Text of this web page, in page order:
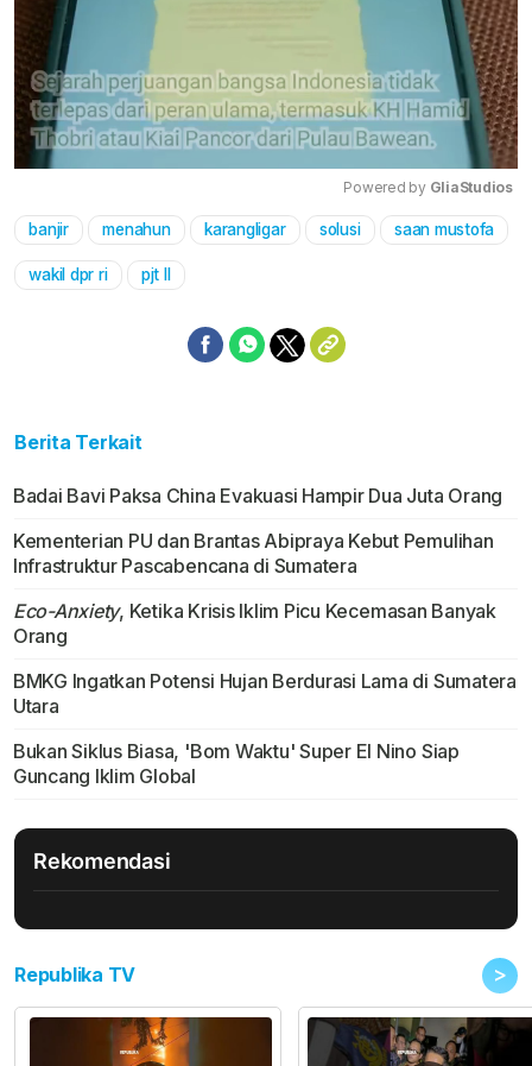
Mute
Powered by GliaStudios
banjir menahun karangligar solusi saan mustofa
wakil dpr ri pjt II
Berita Terkait
Badai Bavi Paksa China Evakuasi Hampir Dua Juta Orang
Kementerian PU dan Brantas Abipraya Kebut Pemulihan
Infrastruktur Pascabencana di Sumatera
Eco-Anxiety, Ketika Krisis Iklim Picu Kecemasan Banyak
Orang
BMKG Ingatkan Potensi Hujan Berdurasi Lama di Sumatera
Utara
Bukan Siklus Biasa, 'Bom Waktu' Super El Nino Siap
Guncang Iklim Global
Rekomendasi
Republika TV >